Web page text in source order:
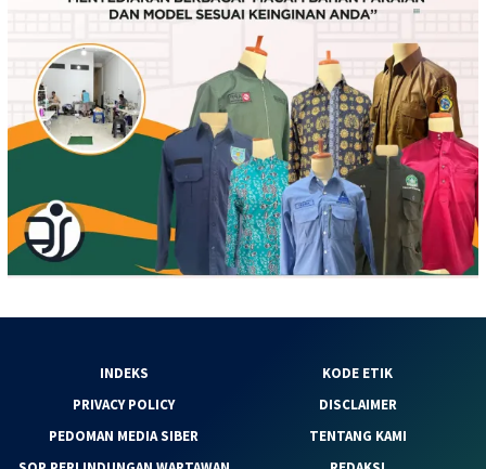
INDEKS
KODE ETIK
PRIVACY POLICY
DISCLAIMER
PEDOMAN MEDIA SIBER
TENTANG KAMI